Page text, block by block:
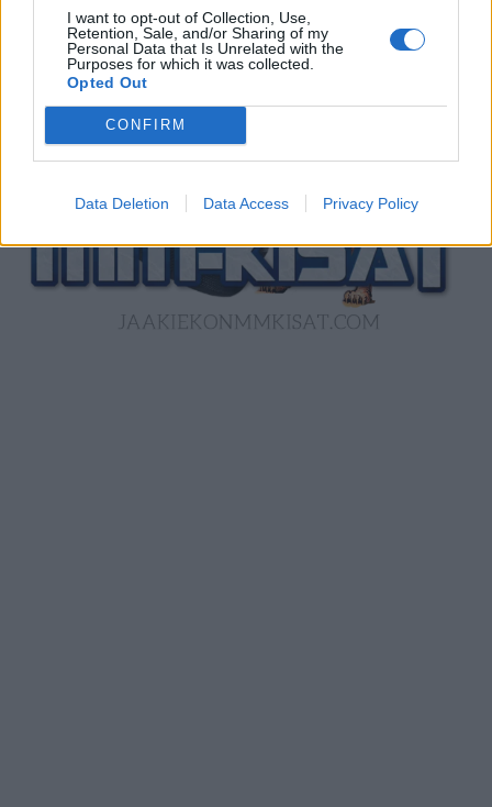
I want to opt-out of Collection, Use,
Retention, Sale, and/or Sharing of my
Personal Data that Is Unrelated with the
Purposes for which it was collected.
Opted Out
CONFIRM
Data Deletion Data Access Privacy Policy
kokemuksen.